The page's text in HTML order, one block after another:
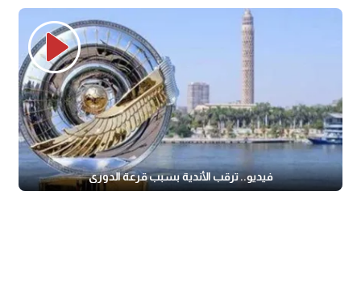
فيديو.. ترقب الأندية بسبب قرعة الدوري